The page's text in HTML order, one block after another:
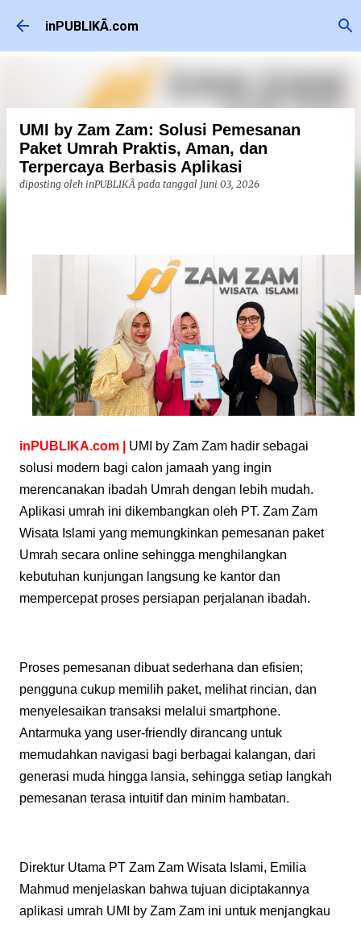
Langsung ke konten utama
inPUBLIKÃ.com
UMI by Zam Zam: Solusi Pemesanan
Paket Umrah Praktis, Aman, dan
Terpercaya Berbasis Aplikasi
diposting oleh inPUBLIKÃ pada tanggal Juni 03, 2026
inPUBLIKA.com UMI by Zam Zam hadir sebagai
solusi modern bagi calon jamaah yang ingin
merencanakan ibadah Umrah dengan lebih mudah.
Aplikasi umrah ini dikembangkan oleh PT. Zam Zam
Wisata Islami yang memungkinkan pemesanan paket
Umrah secara online sehingga menghilangkan
kebutuhan kunjungan langsung ke kantor dan
mempercepat proses persiapan perjalanan ibadah.
Proses pemesanan dibuat sederhana dan efisien;
pengguna cukup memilih paket, melihat rincian, dan
menyelesaikan transaksi melalui smartphone.
Antarmuka yang user-friendly dirancang untuk
memudahkan navigasi bagi berbagai kalangan, dari
generasi muda hingga lansia, sehingga setiap langkah
pemesanan terasa intuitif dan minim hambatan.
Direktur Utama PT Zam Zam Wisata Islami, Emilia
Mahmud menjelaskan bahwa tujuan diciptakannya
aplikasi umrah UMI by Zam Zam ini untuk menjangkau